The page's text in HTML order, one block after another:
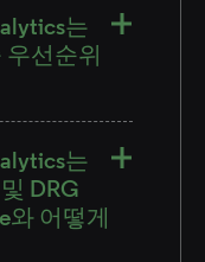
는
우선순위
는
DRG
와 어떻게